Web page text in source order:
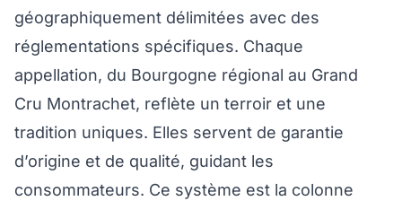
géographiquement délimitées avec des
réglementations spécifiques. Chaque
appellation, du Bourgogne régional au Grand
Cru Montrachet, reflète un terroir et une
tradition uniques. Elles servent de garantie
d’origine et de qualité, guidant les
consommateurs. Ce système est la colonne